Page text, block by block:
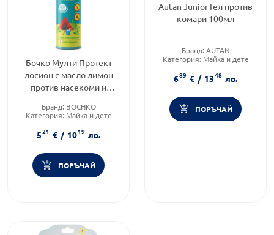
Бочко Мулти Протект
лосион с масло лимон
против насекоми и
Бранд: BOCHKO
Категория: Майка и дете
521 € / 1019 лв.
ПОРЪЧАЙ
Autan Junior Гел против
комари 100мл
Бранд: AUTAN
Категория: Майка и дете
689 € / 1348 лв.
ПОРЪЧАЙ